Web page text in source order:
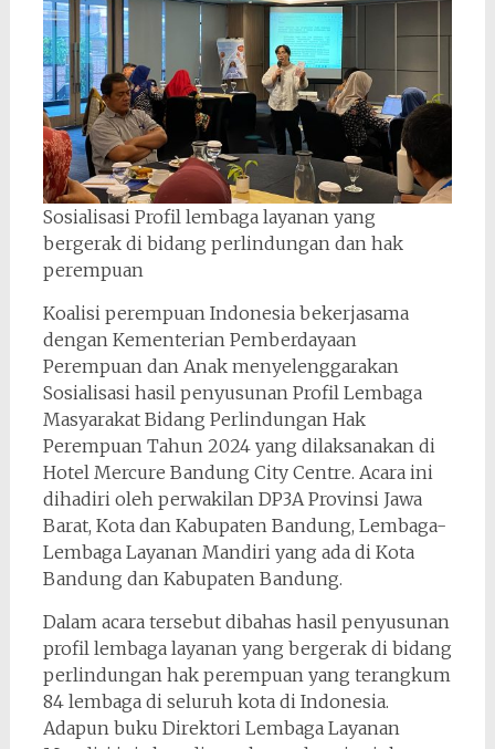
Sosialisasi Profil lembaga layanan yang
bergerak di bidang perlindungan dan hak
perempuan
Koalisi perempuan Indonesia bekerjasama
dengan Kementerian Pemberdayaan
Perempuan dan Anak menyelenggarakan
Sosialisasi hasil penyusunan Profil Lembaga
Masyarakat Bidang Perlindungan Hak
Perempuan Tahun 2024 yang dilaksanakan di
Hotel Mercure Bandung City Centre. Acara ini
dihadiri oleh perwakilan DP3A Provinsi Jawa
Barat, Kota dan Kabupaten Bandung, Lembaga-
Lembaga Layanan Mandiri yang ada di Kota
Bandung dan Kabupaten Bandung.
Dalam acara tersebut dibahas hasil penyusunan
profil lembaga layanan yang bergerak di bidang
perlindungan hak perempuan yang terangkum
84 lembaga di seluruh kota di Indonesia.
Adapun buku Direktori Lembaga Layanan